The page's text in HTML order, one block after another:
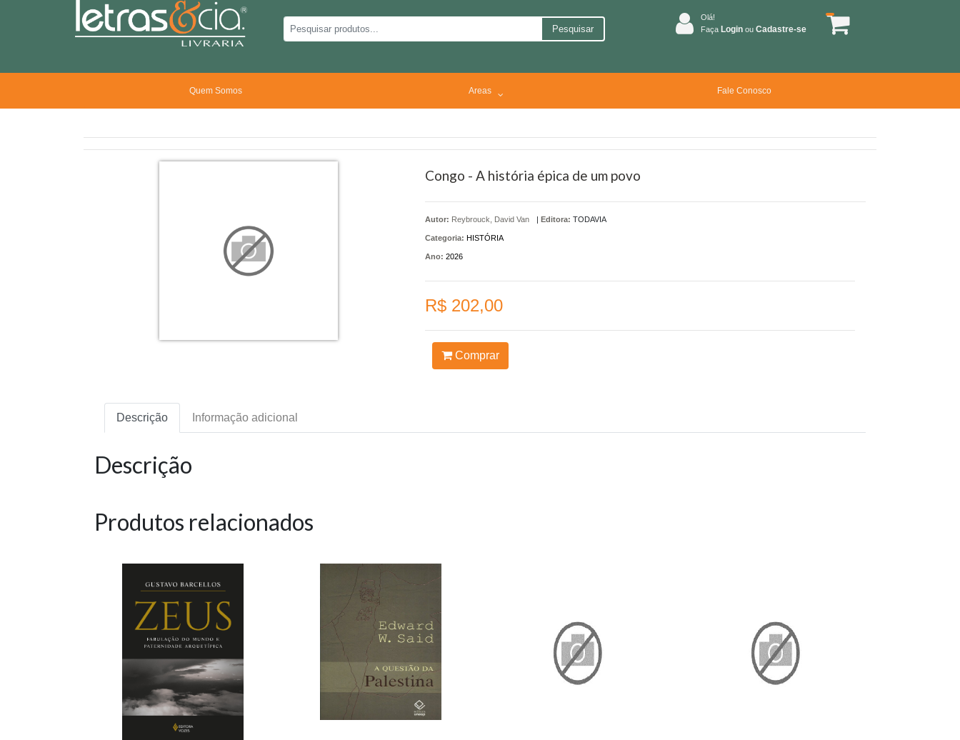
Pesquisar
Olá!
Faça Login ou Cadastre-se
Quem Somos Areas Fale Conosco
Congo - A história épica de um povo
Autor: Reybrouck, David Van | Editora: TODAVIA
Categoria: HISTÓRIA
Ano: 2026
R$ 202,00
Comprar
Descrição Informação adicional
Descrição
Produtos relacionados